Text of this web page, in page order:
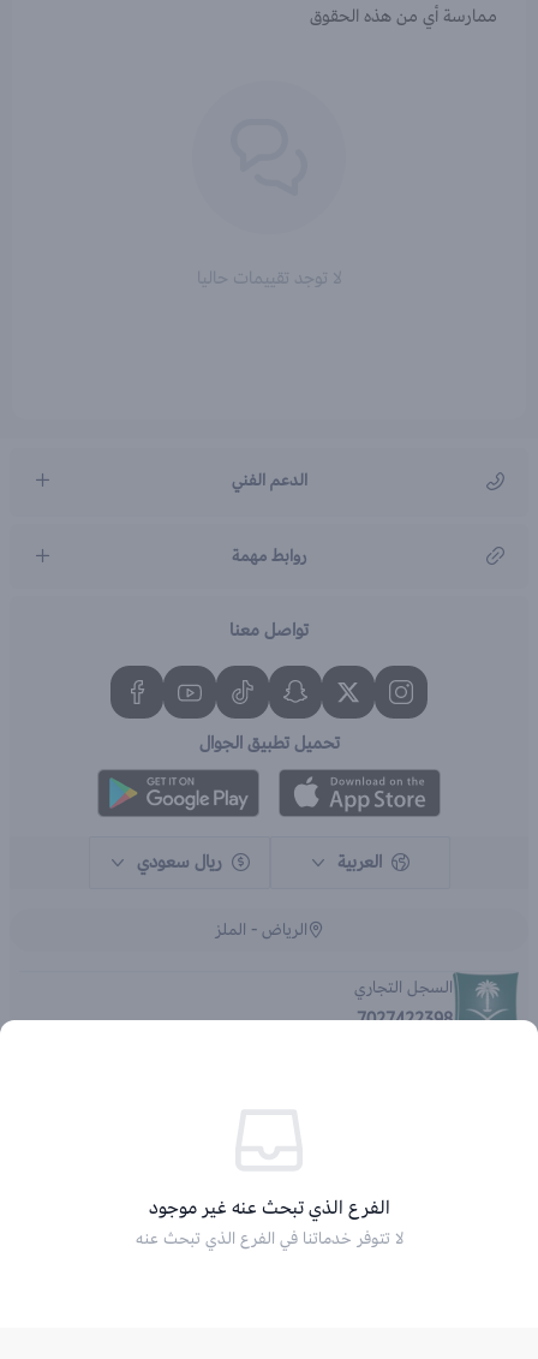
ممارسة أي من هذه الحقوق
لا توجد تقييمات حاليا
الدعم الفني
روابط مهمة
تواصل معنا
تحميل تطبيق الجوال
العربية ريال سعودي
الرياض - الملز
السجل التجاري
7027422398
متجر اي براند - جملة الصيدليات
4031259883
الفرع الذي تبحث عنه غير موجود
لا تتوفر خدماتنا في الفرع الذي تبحث عنه